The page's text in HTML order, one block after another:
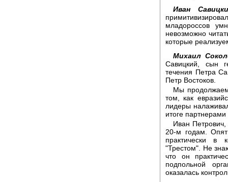
Иван
младороссов
невозможно
которые
Михаил
Савицкий, сын
течения Петра
Петр Востоков.
Мы
том, как
лидеры
итоге партнерами
Иван Петрович,
20-м годам.
практически в
"Трестом". Не
что он
подпольной
оказалась